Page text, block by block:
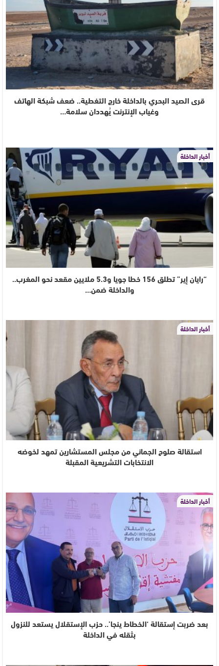
قرى الصيد البحري بالداخلة خارج التغطية.. ضعف شبكة الهاتف
وغياب الإنترنت يُهددان سلامة…
أخبار الداخلة
“رايان إير” تطلق 156 خطا جويا و5.3 ملايين مقعد نحو المغرب..
والداخلة ضمن…
أخبار الداخلة
استقالة صلوح الجماني من مجلس المستشارين تمهد لخوضه
الانتخابات التشريعية المقبلة
أخبار الداخلة
بعد ضربت إستقالة ‘الخطاط ينجا’.. حزب الإستقلال يستعد للنزول
بثقله في الداخلة